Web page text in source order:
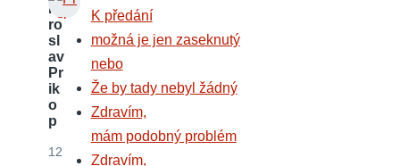
Mi
ro
sl
av
Pr
ik
o
p
12
K předání
možná je jen zaseknutý
nebo
Že by tady nebyl žádný
Zdravím,
mám podobný problém
Zdravím,